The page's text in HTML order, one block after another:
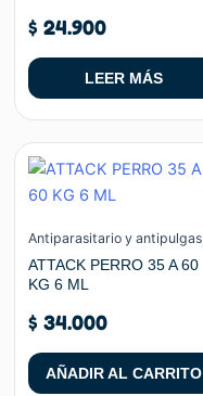
$ 24.900
LEER MÁS
Antiparasitario y antipulgas
ATTACK PERRO 35 A 60
KG 6 ML
$ 34.000
AÑADIR AL CARRITO